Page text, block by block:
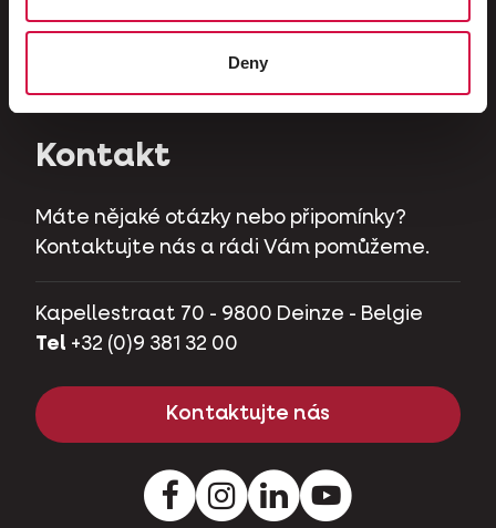
Deny
Zakrslá prasátka
Kontakt
Máte nějaké otázky nebo připomínky?
Kontaktujte nás a rádi Vám pomůžeme.
Kapellestraat 70 - 9800 Deinze - Belgie
Tel +32 (0)9 381 32 00
Kontaktujte nás
FacebookInstagramLinkedInYoutube